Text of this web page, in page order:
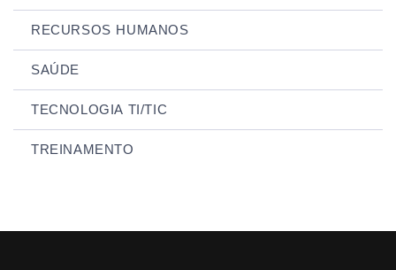
RECURSOS HUMANOS
SAÚDE
TECNOLOGIA TI/TIC
TREINAMENTO